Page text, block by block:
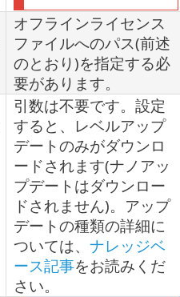
オフラインライセンス
ファイルへのパス(前述
のとおり)を指定する必
要があります。
引数は不要です。設定
すると、レベルアップ
デートのみがダウンロ
ードされます(ナノアッ
プデートはダウンロー
ドされません)。アップ
デートの種類の詳細に
ついては、 ナレッジベ
ース記事をお読みくだ
さい。